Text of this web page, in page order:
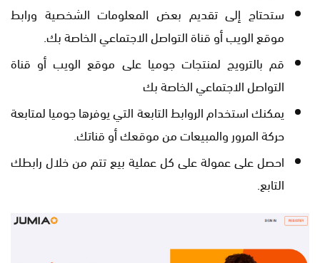
ستحتاج إلى تقديم بعض المعلومات الشخصية ورابط
موقع الويب أو قناة التواصل الاجتماعي الخاصة بك.
قم بالترويج لمنتجات جوميا على موقع الويب أو قناة
التواصل الاجتماعي الخاصة بك
يمكنك استخدام الروابط التابعة التي يوفرها جوميا لمتابعة
حركة المرور والمبيعات من موقعك أو قناتك.
احصل على عمولة على كل عملية بيع تتم من خلال رابطك
التابع.